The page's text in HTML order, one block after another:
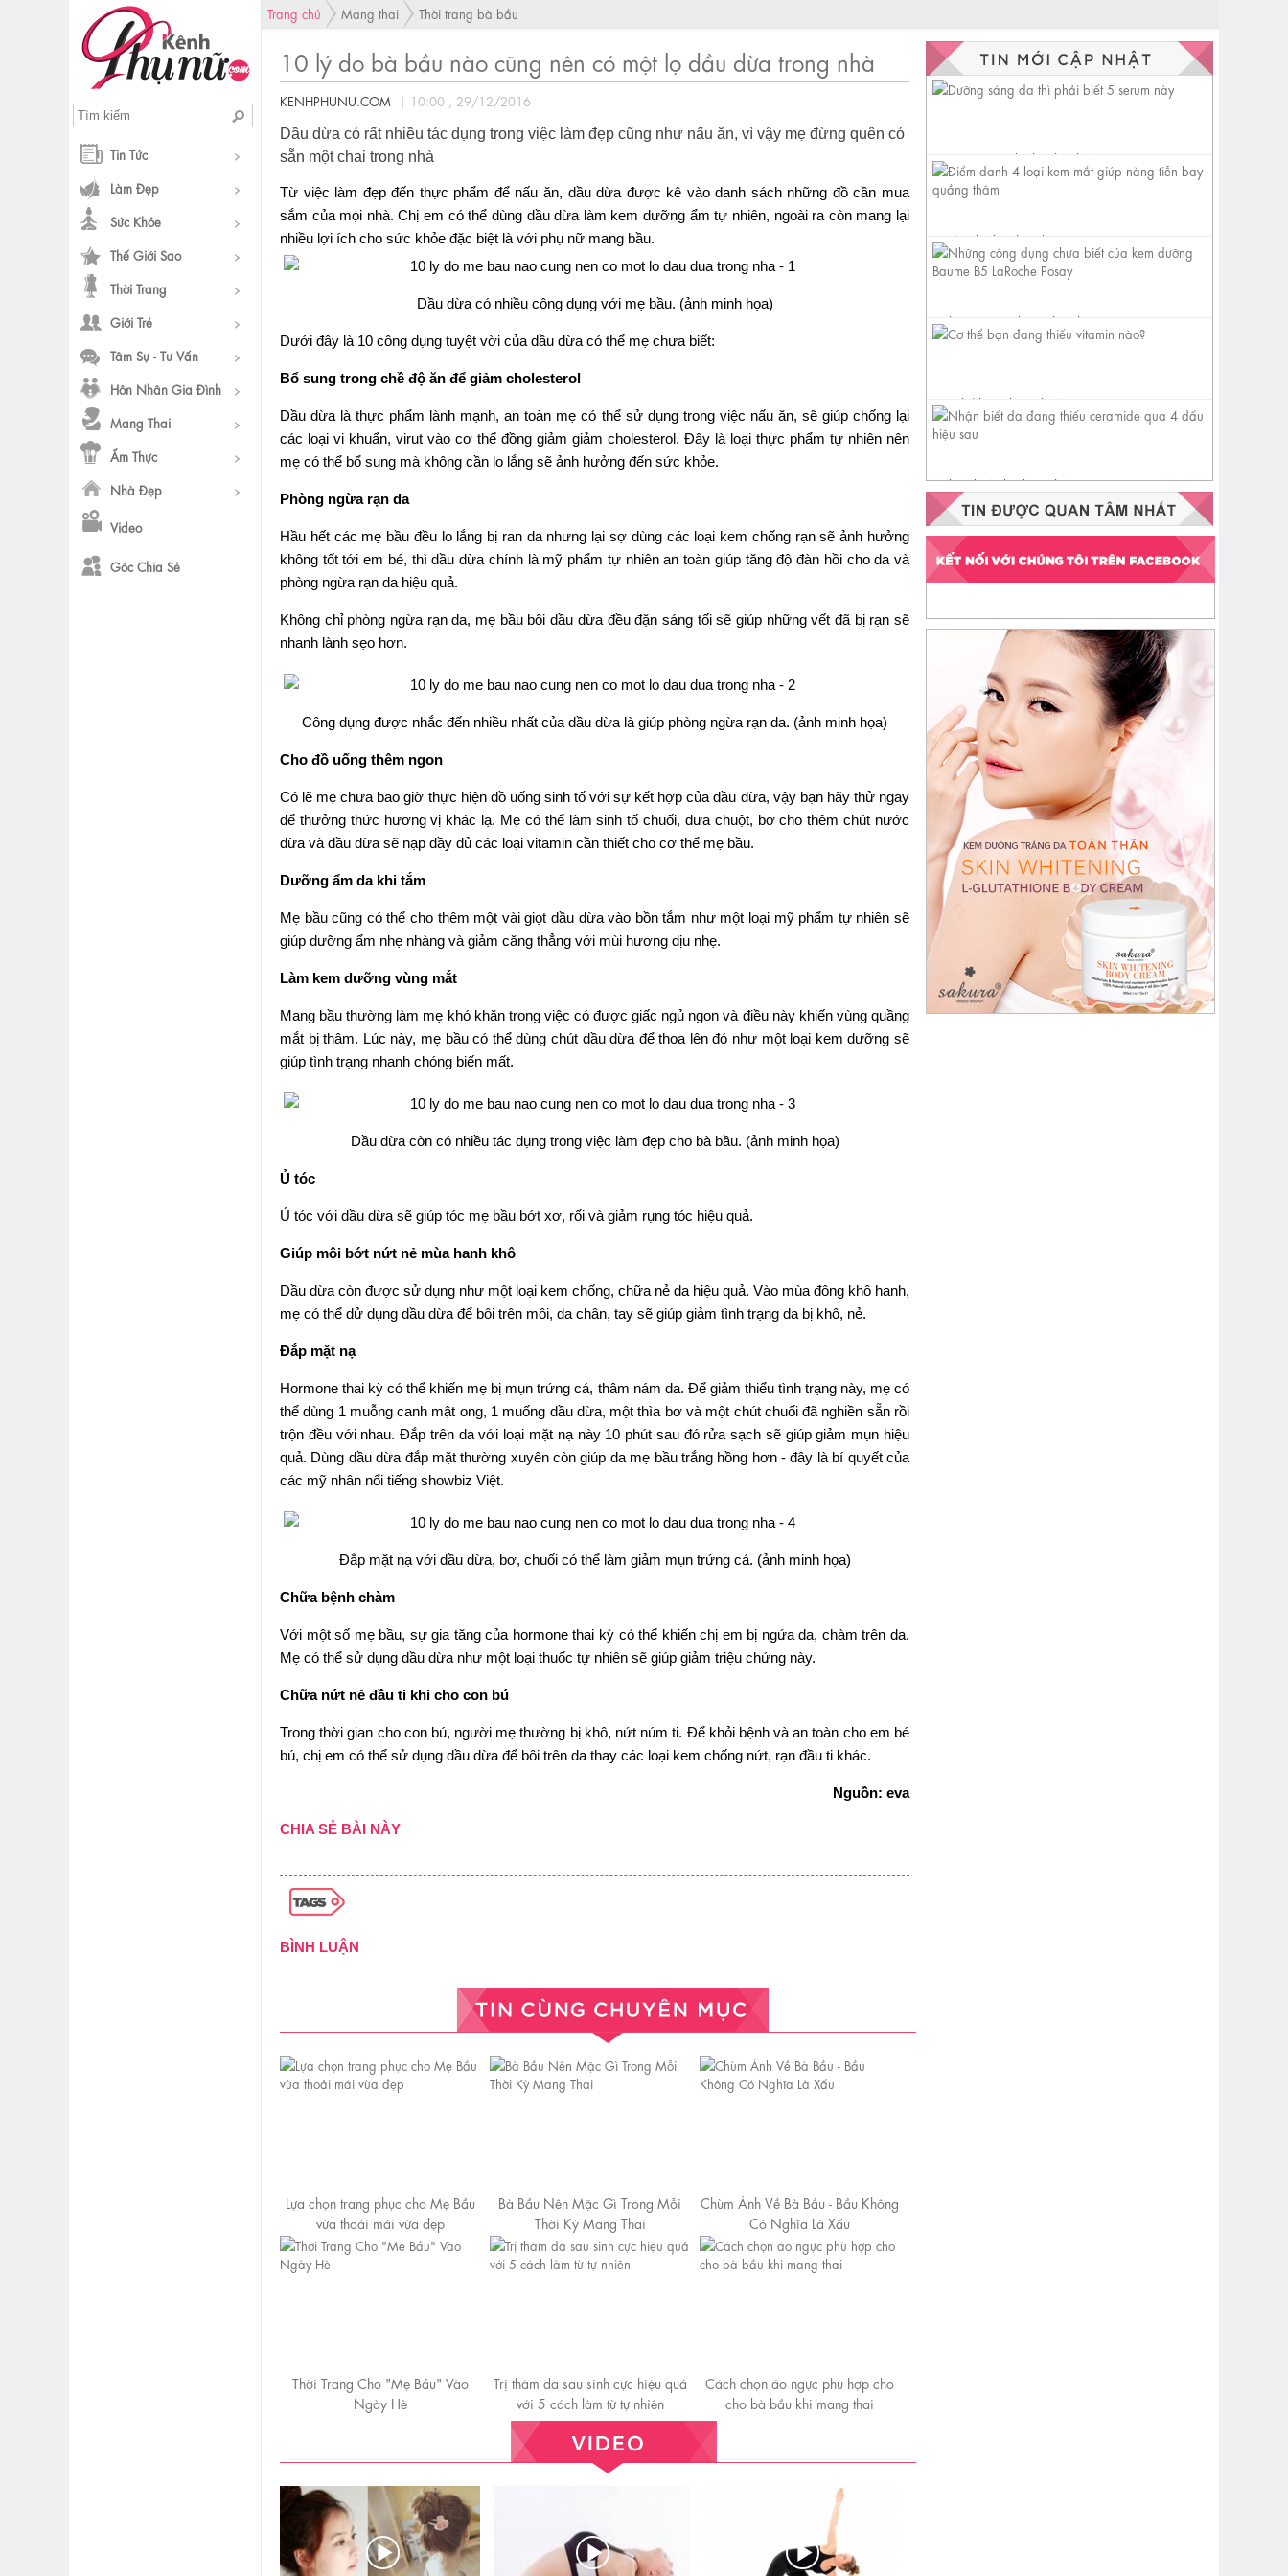
Tin Tức
Làm Đẹp
Sức Khỏe
Thế Giới Sao
Thời Trang
Giới Trẻ
Tâm Sự - Tư Vấn
Hôn Nhân Gia Đình
Mang Thai
Ẩm Thực
Nhà Đẹp
Video
Góc Chia Sẻ
Trang chủ Mang thai Thời trang bà bầu
10 lý do bà bầu nào cũng nên có một lọ dầu dừa trong nhà
KENHPHUNU.COM | 10:00 , 29/12/2016
Dầu dừa có rất nhiều tác dụng trong việc làm đẹp cũng như nấu ăn, vì vậy mẹ đừng quên có
sẵn một chai trong nhà
Từ việc làm đẹp đến thực phẩm để nấu ăn, dầu dừa được kê vào danh sách những đồ cần mua
sắm của mọi nhà. Chị em có thể dùng dầu dừa làm kem dưỡng ẩm tự nhiên, ngoài ra còn mang lại
nhiều lợi ích cho sức khỏe đặc biệt là với phụ nữ mang bầu.
Dầu dừa có nhiều công dụng với mẹ bầu. (ảnh minh họa)
Dưới đây là 10 công dụng tuyệt vời của dầu dừa có thể mẹ chưa biết:
Bổ sung trong chề độ ăn để giảm cholesterol
Dầu dừa là thực phẩm lành mạnh, an toàn mẹ có thể sử dụng trong việc nấu ăn, sẽ giúp chống lại
các loại vi khuẩn, virut vào cơ thể đồng giảm giảm cholesterol. Đây là loại thực phẩm tự nhiên nên
mẹ có thể bổ sung mà không cần lo lắng sẽ ảnh hưởng đến sức khỏe.
Phòng ngừa rạn da
Hầu hết các mẹ bầu đều lo lắng bị ran da nhưng lại sợ dùng các loại kem chống rạn sẽ ảnh hưởng
không tốt tới em bé, thì dầu dừa chính là mỹ phẩm tự nhiên an toàn giúp tăng độ đàn hồi cho da và
phòng ngừa rạn da hiệu quả.
Không chỉ phòng ngừa rạn da, mẹ bầu bôi dầu dừa đều đặn sáng tối sẽ giúp những vết đã bị rạn sẽ
nhanh lành sẹo hơn.
Công dụng được nhắc đến nhiều nhất của dầu dừa là giúp phòng ngừa rạn da. (ảnh minh họa)
Cho đồ uống thêm ngon
Có lẽ mẹ chưa bao giờ thực hiện đồ uống sinh tố với sự kết hợp của dầu dừa, vậy bạn hãy thử ngay
để thưởng thức hương vị khác lạ. Mẹ có thể làm sinh tố chuối, dưa chuột, bơ cho thêm chút nước
dừa và dầu dừa sẽ nạp đầy đủ các loại vitamin cần thiết cho cơ thể mẹ bầu.
Dưỡng ẩm da khi tắm
Mẹ bầu cũng có thể cho thêm một vài giọt dầu dừa vào bồn tắm như một loại mỹ phẩm tự nhiên sẽ
giúp dưỡng ẩm nhẹ nhàng và giảm căng thẳng với mùi hương dịu nhẹ.
Làm kem dưỡng vùng mắt
Mang bầu thường làm mẹ khó khăn trong việc có được giấc ngủ ngon và điều này khiến vùng quầng
mắt bị thâm. Lúc này, mẹ bầu có thể dùng chút dầu dừa để thoa lên đó như một loại kem dưỡng sẽ
giúp tình trạng nhanh chóng biến mất.
Dầu dừa còn có nhiều tác dụng trong việc làm đẹp cho bà bầu. (ảnh minh họa)
Ủ tóc
Ủ tóc với dầu dừa sẽ giúp tóc mẹ bầu bớt xơ, rối và giảm rụng tóc hiệu quả.
Giúp môi bớt nứt nẻ mùa hanh khô
Dầu dừa còn được sử dụng như một loại kem chống, chữa nẻ da hiệu quả. Vào mùa đông khô hanh,
mẹ có thể dử dụng dầu dừa để bôi trên môi, da chân, tay sẽ giúp giảm tình trạng da bị khô, nẻ.
Đắp mặt nạ
Hormone thai kỳ có thể khiến mẹ bị mụn trứng cá, thâm nám da. Để giảm thiểu tình trạng này, mẹ có
thể dùng 1 muỗng canh mật ong, 1 muống dầu dừa, một thìa bơ và một chút chuối đã nghiền sẵn rồi
trộn đều với nhau. Đắp trên da với loại mặt nạ này 10 phút sau đó rửa sạch sẽ giúp giảm mụn hiệu
quả. Dùng dầu dừa đắp mặt thường xuyên còn giúp da mẹ bầu trắng hồng hơn - đây là bí quyết của
các mỹ nhân nổi tiếng showbiz Việt.
Đắp mặt nạ với dầu dừa, bơ, chuối có thể làm giảm mụn trứng cá. (ảnh minh họa)
Chữa bệnh chàm
Với một số mẹ bầu, sự gia tăng của hormone thai kỳ có thể khiến chị em bị ngứa da, chàm trên da.
Mẹ có thể sử dụng dầu dừa như một loại thuốc tự nhiên sẽ giúp giảm triệu chứng này.
Chữa nứt nẻ đầu ti khi cho con bú
Trong thời gian cho con bú, người mẹ thường bị khô, nứt núm ti. Để khỏi bệnh và an toàn cho em bé
bú, chị em có thể sử dụng dầu dừa để bôi trên da thay các loại kem chống nứt, rạn đầu ti khác.
Nguồn: eva
CHIA SẺ BÀI NÀY
BÌNH LUẬN
Lựa chọn trang phục cho Mẹ Bầu
vừa thoải mái vừa đẹp
Bà Bầu Nên Mặc Gì Trong Mỗi
Thời Kỳ Mang Thai
Chùm Ảnh Về Bà Bầu - Bầu Không
Có Nghĩa Là Xấu
Thời Trang Cho "Mẹ Bầu" Vào
Ngày Hè
Trị thâm da sau sinh cực hiệu quả
với 5 cách làm từ tự nhiên
Cách chọn áo ngực phù hợp cho
cho bà bầu khi mang thai
Dưỡng sáng da thì phải biết 5
serum này
Điểm danh 4 loại kem mắt
giúp nàng tiễn bay quầng
thâm
Những công dụng chưa biết
của kem dưỡng Baume B5
Cơ thể bạn đang thiếu vitamin
nào?
Nhận biết da đang thiếu
ceramide qua 4 dấu hiệu sau